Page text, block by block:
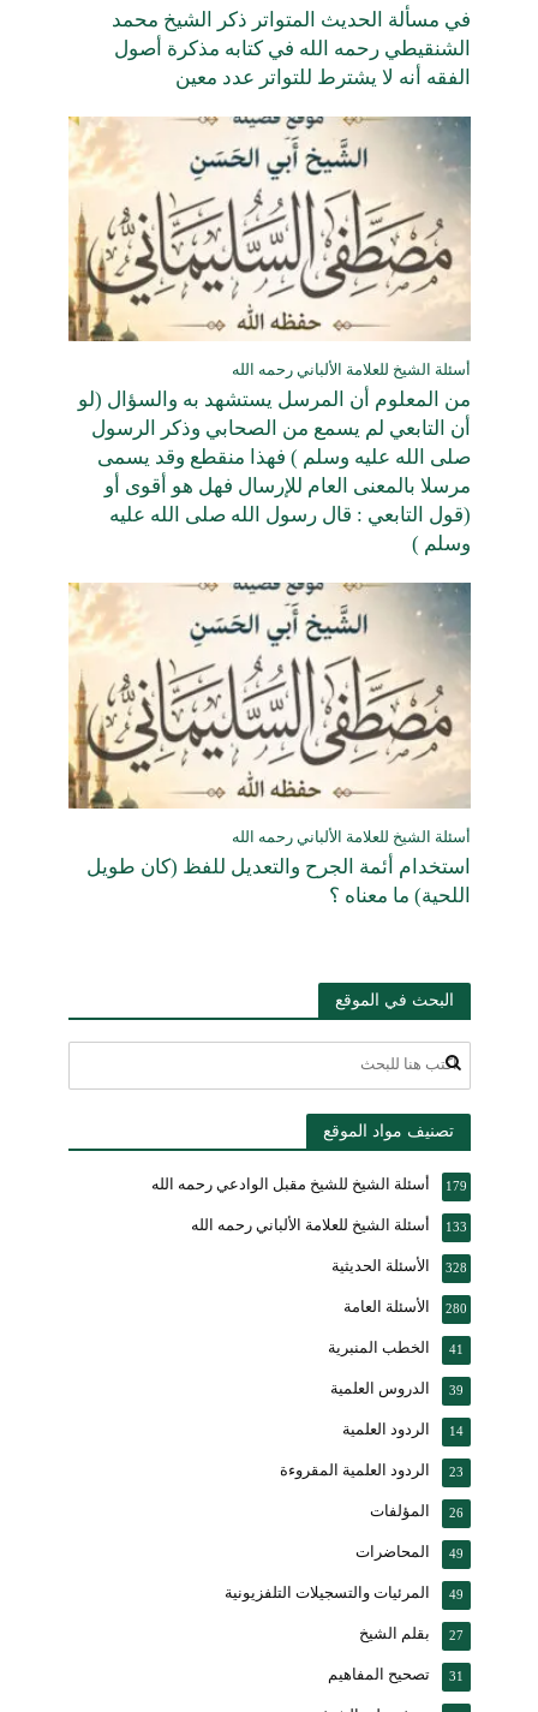
في مسألة الحديث المتواتر ذكر الشيخ محمد
الشنقيطي رحمه الله في كتابه مذكرة أصول
الفقه أنه لا يشترط للتواتر عدد معين
أسئلة الشيخ للعلامة الألباني رحمه الله
من المعلوم أن المرسل يستشهد به والسؤال (لو
أن التابعي لم يسمع من الصحابي وذكر الرسول
صلى الله عليه وسلم ) فهذا منقطع وقد يسمى
مرسلا بالمعنى العام للإرسال فهل هو أقوى أو
(قول التابعي : قال رسول الله صلى الله عليه
وسلم )
أسئلة الشيخ للعلامة الألباني رحمه الله
استخدام أئمة الجرح والتعديل للفظ (كان طويل
اللحية) ما معناه ؟
البحث في الموقع
تصنيف مواد الموقع
أسئلة الشيخ للشيخ مقبل الوادعي رحمه الله 179
أسئلة الشيخ للعلامة الألباني رحمه الله 133
الأسئلة الحديثية 328
الأسئلة العامة 280
الخطب المنبرية 41
الدروس العلمية 39
الردود العلمية 14
الردود العلمية المقروءة 23
المؤلفات 26
المحاضرات 49
المرئيات والتسجيلات التلفزيونية 49
بقلم الشيخ 27
تصحيح المفاهيم 31